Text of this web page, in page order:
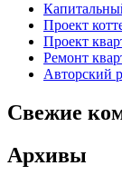
Проект
Проект
Ремонт
Авторский
Свежие
Архивы